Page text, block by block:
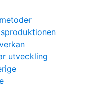
utveckling